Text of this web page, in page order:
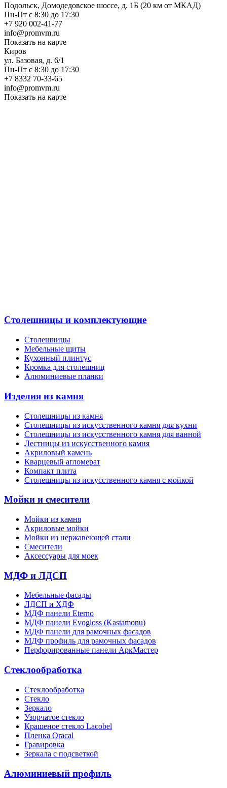
Подольск, Домодедовское шоссе, д. 1Б (20 км от МКАД)
Пн-Пт с 8:30 до 17:30
+7 920 002-41-77
info@promvm.ru
Показать на карте
Киров
ул. Базовая, д. 6/1
Пн-Пт с 8:30 до 17:30
+7 8332 70-33-65
info@promvm.ru
Показать на карте
Столешницы и комплектующие
Столешницы
Мебельные щиты
Кухонный плинтус
Кромка для столешниц
Алюминиевые планки
Изделия из камня
Столешницы из камня
Cтолешницы из искусственного камня для кухни
Cтолешницы из искусственного камня для ванной
Лестницы из искусственного камня
Акриловый камень
Кварцевый агломерат
Компакт плита
Столешницы из искусственного камня с мойкой
Мойки и смесители
Мойки из камня
Акриловые мойки
Мойки из нержавеющей стали
Смесители
Аксессуары для моек
МДФ и ЛДСП
Мебельные фасады
ЛДСП и ХДФ
МДФ панели Eterno
МДФ панели Evogloss (Kastamonu)
МДФ панели для рамочных фасадов
МДФ профиль для рамочных фасадов
Перфорированные панели АркМастер
Стеклообработка
Стеклообработка
Стекло
Зеркало
Узорчатое стекло
Крашеное стекло Lacobel
Пленка Oracal
Гравировка
Зеркала с подсветкой
Алюминиевый профиль